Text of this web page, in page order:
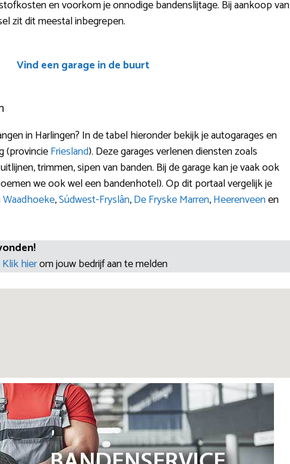
en voorkom je onnodige bandenslijtage. Bij aankoop van
zit dit meestal inbegrepen.
Vind een garage in de buurt
in Harlingen? In de tabel hieronder bekijk je autogarages en
(provincieFriesland). Deze garages verlenen diensten zoals
trimmen, sipen van banden. Bij de garage kan je vaak ook
we ook wel een bandenhotel). Op dit portaal vergelijk je
Waadhoeke,Súdwest-Fryslân,De Fryske Marren,Heerenveenen
Klik hierom jouw bedrijf aan te melden